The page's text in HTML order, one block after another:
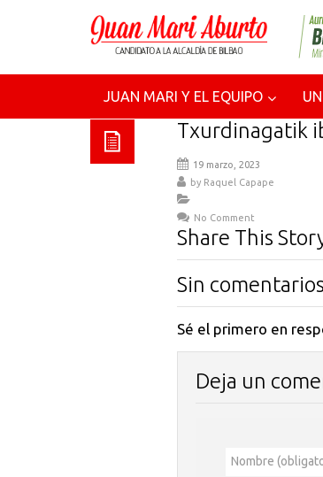
JUAN MARI Y EL EQUIPO
Txurdinagatik
19 marzo, 2023
by Raquel Capape
No Comment
Share This
Sin comentarios
Sé el primero en
Deja un
Nombre